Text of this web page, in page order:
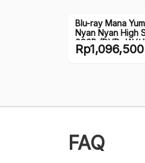
Blu-ray Mana
Nyan Nyan High
090B (DVD JAV/
Rp1,096,500
FAQ